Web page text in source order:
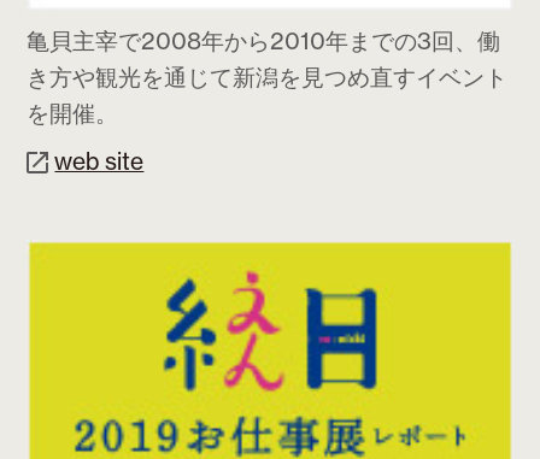
亀貝主宰で2008年から2010年までの3回、働
き方や観光を通じて新潟を見つめ直すイベント
を開催。
web site